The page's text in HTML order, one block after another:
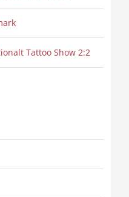
Tattoo Show 2:2